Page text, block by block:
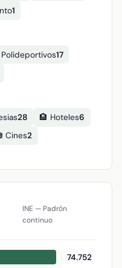
1
17
28 🏨 Hoteles6
Cines2
INE — Padrón
continuo
74.752